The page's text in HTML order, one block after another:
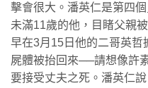
擊會很大。潘英仁是第四
未滿11歲的他，目睹父親
早在3月15日他的二哥英哲
屍體被抬回來──請想像許
要接受丈夫之死。潘英仁